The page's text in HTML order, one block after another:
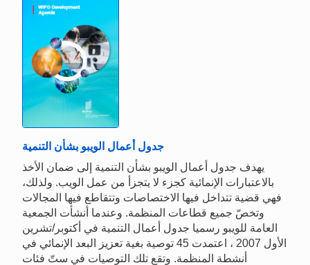
جدول أعمال الويبو بشأن التنمية
يهدف جدول أعمال الويبو بشأن التنمية إلى ضمان الأخذ
بالاعتبارات الإنمائية كجزء لا يتجزأ من عمل الويب. ولذلك،
فهي قضية تتداخل فيها الاختصاصات وتتقاطع فيها المجالات
وتخصّ جميع قطاعات المنظمة. وعندما أنشأت الجمعية
العامة للويبو رسميا جدول أعمال التنمية في أكتوبر/تشرين
الأول 2007 ، اعتمدت 45 توصية بغية تعزيز البعد الإنمائي في
أنشطة المنظمة. وتقع تلك التوصيات في ستّ فئات